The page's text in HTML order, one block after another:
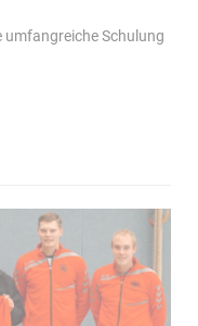
umfangreiche Schulung